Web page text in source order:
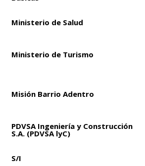
Ministerio de Salud
Ministerio de Turismo
Misión Barrio Adentro
PDVSA Ingeniería y Construcción
S.A. (PDVSA lyC)
S/I